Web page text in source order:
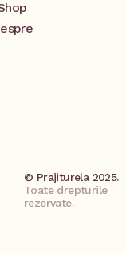
© Prajiturela 2025.
Toate drepturile
rezervate.